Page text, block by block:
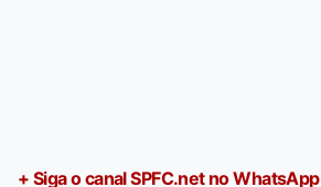
+ Siga o canal SPFC.net no WhatsApp